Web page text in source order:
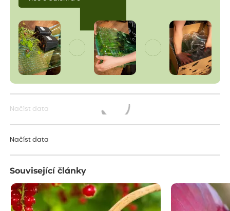
Načíst data
Načíst data
Související články